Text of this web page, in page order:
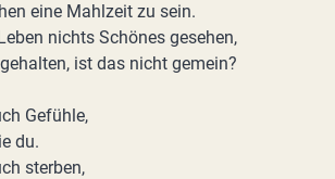
eine Mahlzeit zu sein.
nichts Schönes gesehen,
ist das nicht gemein?
Gefühle,
du.
sterben,